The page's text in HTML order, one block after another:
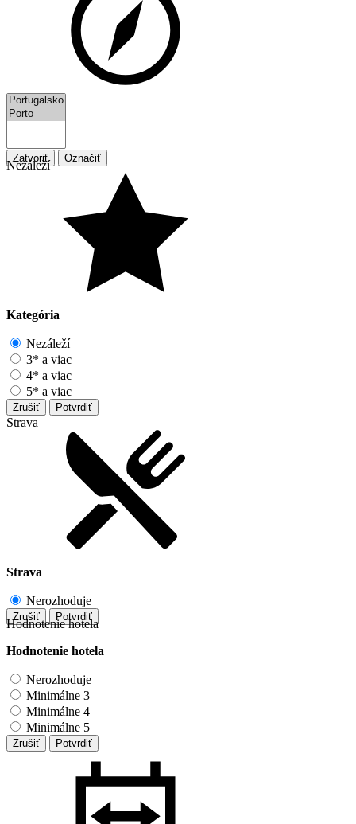
Zatvoriť Označiť
Nezáleží
Kategória
Nezáleží
3* a viac
4* a viac
5* a viac
Zrušiť Potvrdiť
Strava
Strava
Nerozhoduje
Zrušiť Potvrdiť
Hodnotenie hotela
Hodnotenie hotela
Nerozhoduje
Minimálne 3
Minimálne 4
Minimálne 5
Zrušiť Potvrdiť